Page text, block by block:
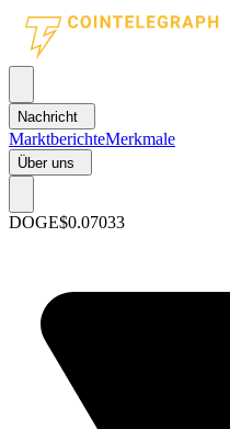
Nachricht
MarktberichteMerkmale
Über uns
DOGE$0.07033